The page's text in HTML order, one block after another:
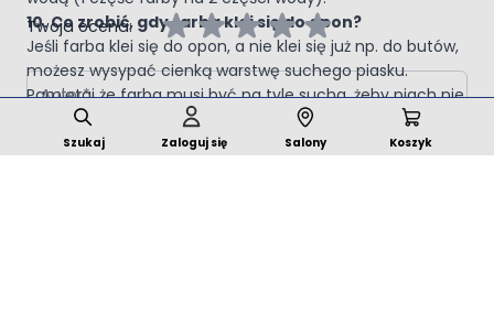
Szukaj Zaloguj się Salony Koszyk
10. Co zrobić, gdy farba klei się do opon?
Jeśli farba klei się do opon, a nie klei się już np. do butów,
możesz wysypać cienką warstwę suchego piasku.
Pamiętaj że farba musi być na tyle sucha, żeby piach nie
przykleił się do farby. Uwaga: robisz to na własną
odpowiedzialność!
Twoja ocena:
Autor
Podsumowanie